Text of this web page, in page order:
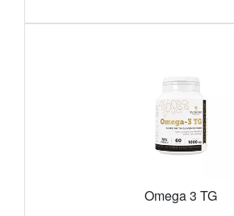
Omega 3 TG